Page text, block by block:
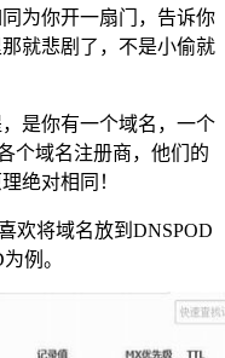
为你开一扇门，告诉你
就悲剧了，不是小偷就
是你有一个域名，一个
个域名注册商，他们的
绝对相同！
欢将域名放到DNSPOD
例。